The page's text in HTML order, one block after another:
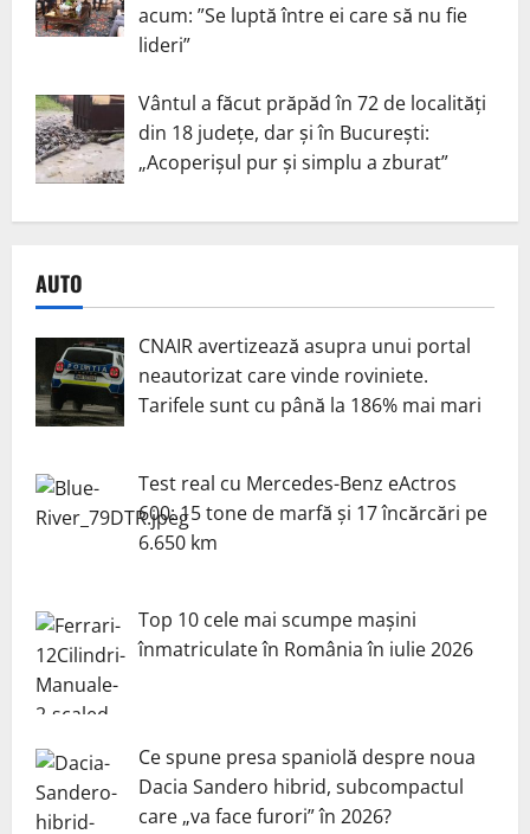
acum: ”Se luptă între ei care să nu fie
lideri”
Vântul a făcut prăpăd în 72 de localități
din 18 județe, dar și în București:
„Acoperișul pur și simplu a zburat”
AUTO
CNAIR avertizează asupra unui portal
neautorizat care vinde roviniete.
Tarifele sunt cu până la 186% mai mari
Test real cu Mercedes-Benz eActros
600: 15 tone de marfă și 17 încărcări pe
6.650 km
Top 10 cele mai scumpe mașini
înmatriculate în România în iulie 2026
Ce spune presa spaniolă despre noua
Dacia Sandero hibrid, subcompactul
care „va face furori” în 2026?